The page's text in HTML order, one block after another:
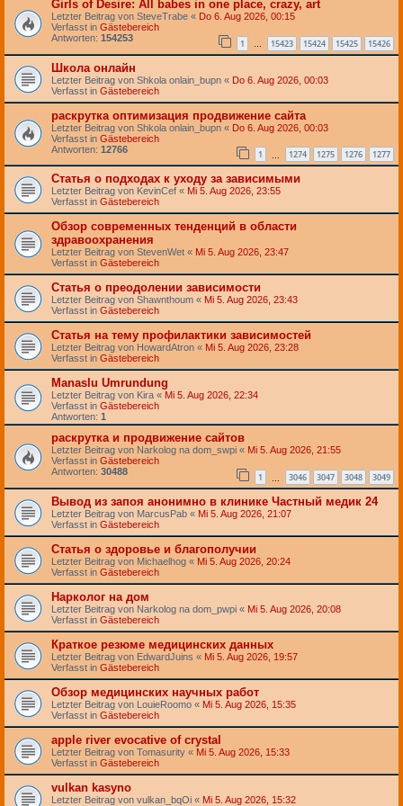
Girls of Desire: All babes in one place, crazy, art
Letzter Beitrag von SteveTrabe « Do 6. Aug 2026, 00:15
Verfasst in Gästebereich
Antworten: 154253 1 … 15423 15424 15425 15426
Школа онлайн
Letzter Beitrag von Shkola onlain_bupn « Do 6. Aug 2026, 00:03
Verfasst in Gästebereich
раскрутка оптимизация продвижение сайта
Letzter Beitrag von Shkola onlain_bupn « Do 6. Aug 2026, 00:03
Verfasst in Gästebereich
Antworten: 12766 1 1274 1275 1276 1277
Статья о подходах к уходу за зависимыми
Letzter Beitrag von KevinCef « Mi 5. Aug 2026, 23:55
Verfasst in Gästebereich
Обзор современных тенденций в области
здравоохранения
Letzter Beitrag von StevenWet « Mi 5. Aug 2026, 23:47
Verfasst in Gästebereich
Статья о преодолении зависимости
Letzter Beitrag von Shawnthoum « Mi 5. Aug 2026, 23:43
Verfasst in Gästebereich
Статья на тему профилактики зависимостей
Letzter Beitrag von HowardAtron « Mi 5. Aug 2026, 23:28
Verfasst in Gästebereich
Manaslu Umrundung
Letzter Beitrag von Kira « Mi 5. Aug 2026, 22:34
Verfasst in Gästebereich
Antworten: 1
раскрутка и продвижение сайтов
Letzter Beitrag von Narkolog na dom_swpi « Mi 5. Aug 2026, 21:55
Verfasst in Gästebereich
Antworten: 30488 1 3046 3047 3048 3049
Вывод из запоя анонимно в клинике Частный медик 24
Letzter Beitrag von MarcusPab « Mi 5. Aug 2026, 21:07
Verfasst in Gästebereich
Статья о здоровье и благополучии
Letzter Beitrag von Michaelhog « Mi 5. Aug 2026, 20:24
Verfasst in Gästebereich
Нарколог на дом
Letzter Beitrag von Narkolog na dom_pwpi « Mi 5. Aug 2026, 20:08
Verfasst in Gästebereich
Краткое резюме медицинских данных
Letzter Beitrag von EdwardJuins « Mi 5. Aug 2026, 19:57
Verfasst in Gästebereich
Обзор медицинских научных работ
Letzter Beitrag von LouieRoomo « Mi 5. Aug 2026, 15:35
Verfasst in Gästebereich
apple river evocative of crystal
Letzter Beitrag von Tomasurity « Mi 5. Aug 2026, 15:33
Verfasst in Gästebereich
vulkan kasyno
Letzter Beitrag von vulkan_bqOi « Mi 5. Aug 2026, 15:32